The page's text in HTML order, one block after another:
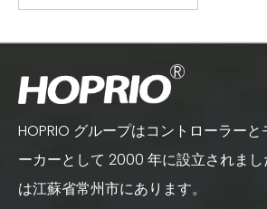
HOPRIO グループはコントローラー
ーカーとして 2000 年に設立されま
は江蘇省常州市にあります。